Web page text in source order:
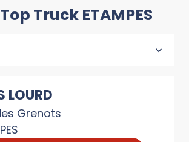
Truck ETAMPES
LOURD
Grenots